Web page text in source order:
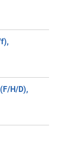
H/D),